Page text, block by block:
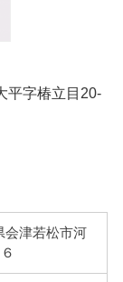
平字椿立目20-
会津若松市河